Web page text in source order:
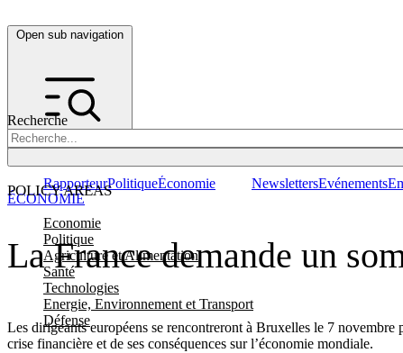
Open sub navigation
Recherche
POLICY AREAS
Economie
Politique
Agriculture et Alimentation
Santé
Technologies
Energie, Environnement et Transport
Défense
RapporteurPolitiqueÉconomie NewslettersEvénements
La France demande un
Les dirigeants européens se rencontreront à Bruxelles le 7
crise financière et de ses conséquences sur l’économie mondiale.
ÉCONOMIE